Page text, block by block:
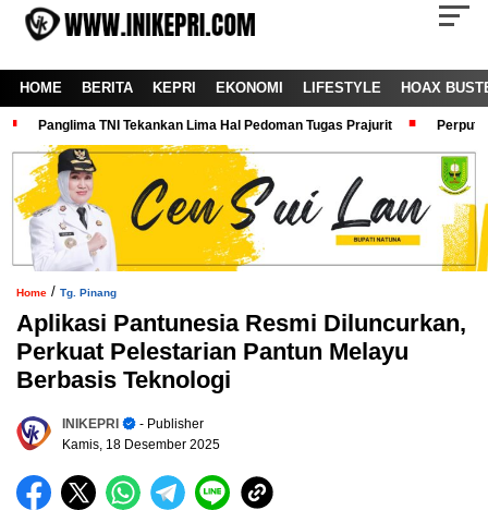
HOME BERITA KEPRI EKONOMI LIFESTYLE HOAX
Panglima TNI Tekankan Lima Hal Pedoman Tugas Prajurit
Home / Tg. Pinang
Aplikasi Pantunesia Resmi Diluncurkan,
Perkuat Pelestarian Pantun Melayu
Berbasis Teknologi
INIKEPRI
- Publisher
Kamis, 18 Desember 2025